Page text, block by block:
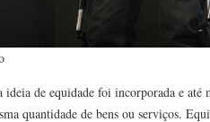
ideia de equidade foi incorporada e
quantidade de bens ou serviços.